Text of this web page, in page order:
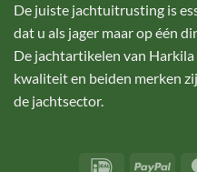
De juiste jachtuitrusting is
dat u als jager maar op één
De jachtartikelen van
kwaliteit en beiden merken
de jachtsector.
IDeal